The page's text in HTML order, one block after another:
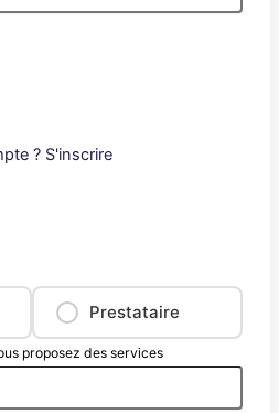
? S'inscrire
Prestataire
proposez des services